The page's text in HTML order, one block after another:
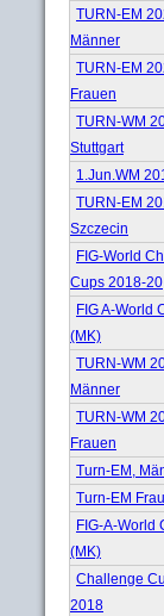
TURN-EM
Männer
TURN-EM
Frauen
TURN-WM
Stuttgart
1.Jun.WM
TURN-EM
Szczecin
FIG-World
Cups 2018-20
FIG A-World
(MK)
TURN-WM
Männer
TURN-WM
Frauen
Turn-EM,
Turn-EM
FIG-A-World
(MK)
Challenge
2018